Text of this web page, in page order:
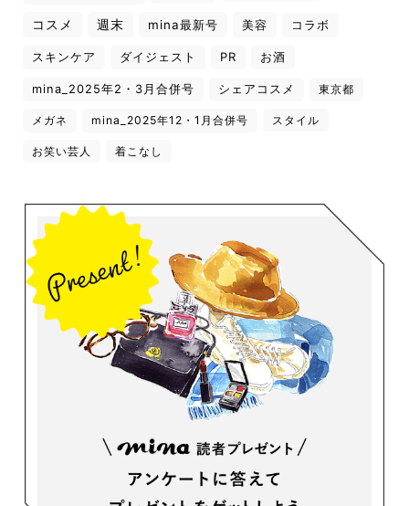
コスメ 週末 mina最新号 美容 コラボ
スキンケア ダイジェスト PR お酒
mina_2025年2・3月合併号 シェアコスメ 東京都
メガネ mina_2025年12・1月合併号 スタイル
お笑い芸人 着こなし